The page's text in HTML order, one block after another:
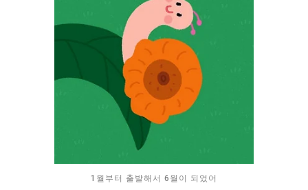
1월부터 출발해서 6월이 되었어